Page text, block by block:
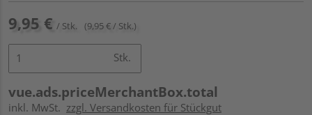
9,95 € / Stk. (9,95 € / Stk.)
Stk.
vue.ads.priceMerchantBox.total
inkl. MwSt. zzgl. Versandkosten für Stückgut